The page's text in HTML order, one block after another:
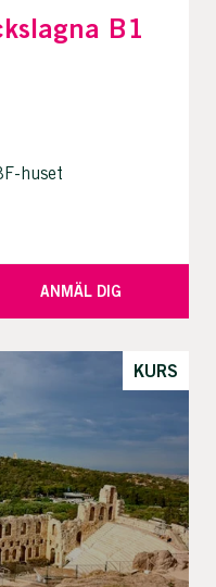
B1
huset
ANMÄL DIG
KURS